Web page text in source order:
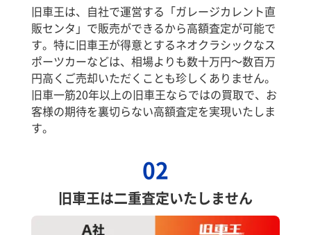
旧車王は、自社で運営する「ガレージカレント直
販センタ」で販売ができるから高額査定が可能で
す。特に旧車王が得意とするネオクラシックなス
ポーツカーなどは、相場よりも数十万円～数百万
円高くご売却いただくことも珍しくありません。
旧車一筋20年以上の旧車王ならではの買取で、お
客様の期待を裏切らない高額査定を実現いたしま
す。
02
旧車王は二重査定いたしません